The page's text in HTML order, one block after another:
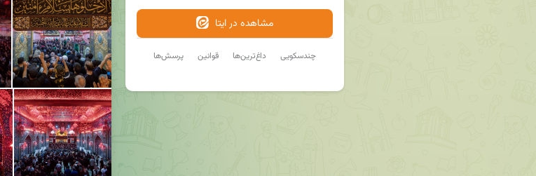
مشاهده در ایتا
پرسش‌ها قوانین داغ‌ترین‌ها چندسکویی